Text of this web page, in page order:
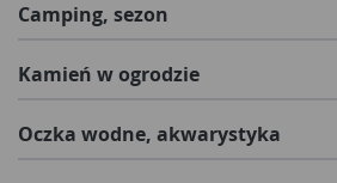
Camping, sezon
Kamień w ogrodzie
Oczka wodne, akwarystyka